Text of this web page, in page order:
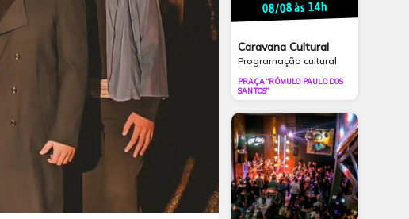
08/08 às 14h
Caravana Cultural
Programação cultural
PRAÇA “RÔMULO PAULO DOS
SANTOS”